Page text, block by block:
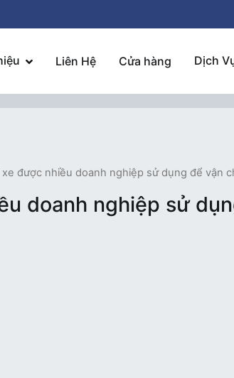
Liên Hệ Cửa hàng Dịch
được nhiều doanh nghiệp sử dụng để vận
doanh nghiệp sử